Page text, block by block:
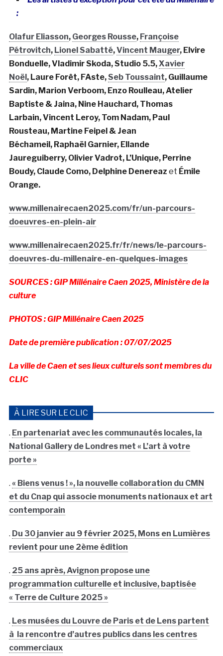
:
Olafur Eliasson, Georges Rousse, Françoise
Pétrovitch, Lionel Sabatté,Vincent Mauger, Elvire
Bonduelle,Vladimir Skoda,Studio 5.5,Xavier
Noël, Laure Forêt, FAste,Seb Toussaint, Guillaume
Sardin, Marion Verboom, Enzo Roulleau, Atelier
Baptiste & Jaina, Nine Hauchard, Thomas
Larbain,Vincent Leroy, Tom Nadam, Paul
Rousteau, Martine Feipel & Jean
Béchameil, Raphaël Garnier, Ellande
Jaureguiberry, Olivier Vadrot, L’Unique, Perrine
Boudy, Claude Como, Delphine Denereaz et Émile
Orange.
www.millenairecaen2025.com/fr/un-parcours-
doeuvres-en-plein-air
www.millenairecaen2025.fr/fr/news/le-parcours-
doeuvres-du-millenaire-en-quelques-images
SOURCES : GIP Millénaire Caen 2025, Ministère de la
culture
PHOTOS : GIP Millénaire Caen 2025
Date de première publication : 07/07/2025
La ville de Caen et ses lieux culturels sont membres du
CLIC
À LIRE SUR LE CLIC
. En partenariat avec les communautés locales, la
National Gallery de Londres met « L’art à votre
porte »
. « Biens venus ! », la nouvelle collaboration du CMN
et du Cnap qui associe monuments nationaux et art
contemporain
. Du 30 janvier au 9 février 2025, Mons en Lumières
revient pour une 2ème édition
. 25 ans après, Avignon propose une
programmation culturelle et inclusive, baptisée
« Terre de Culture 2025 »
. Les musées du Louvre de Paris et de Lens partent
à la rencontre d’autres publics dans les centres
commerciaux